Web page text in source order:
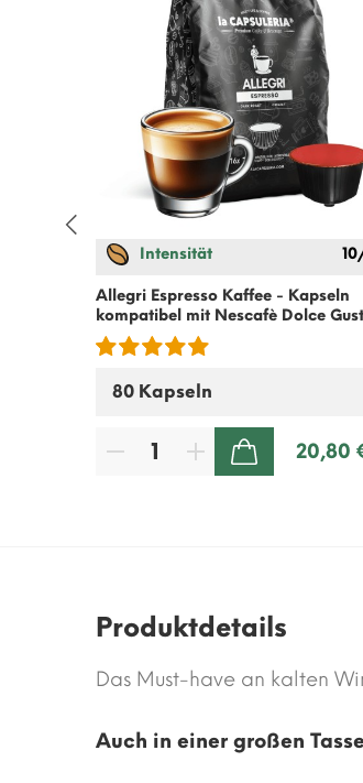
Intensität
Allegri Espresso Kaffee - Kapseln
kompatibel mit Nescafè Dolce
20,80
Produktdetails
Das Must-have an kalten
Auch in einer großen